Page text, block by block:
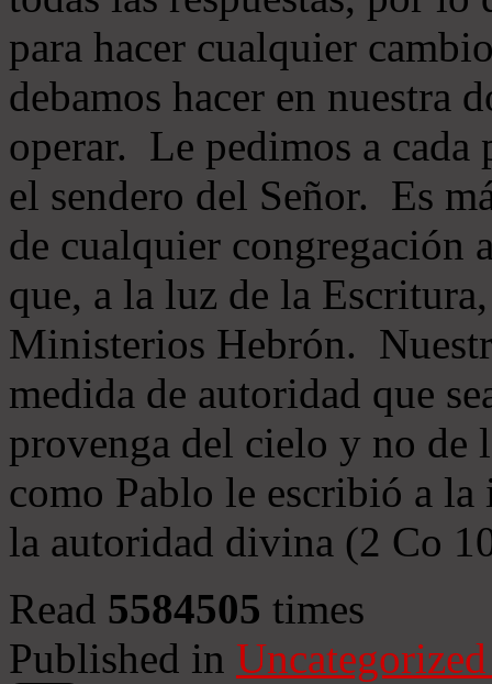
para hacer cualquier
debamos hacer en nuestra
operar. Le pedimos a cada
el sendero del Señor. Es
de cualquier congregación
que, a la luz de la
Ministerios Hebrón.
medida de autoridad que
provenga del cielo y no de
como Pablo le escribió a
la autoridad divina (2 Co
Read 5584505 times
Published in